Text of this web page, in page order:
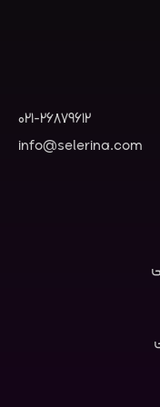
021-26879612
info@selerina.com